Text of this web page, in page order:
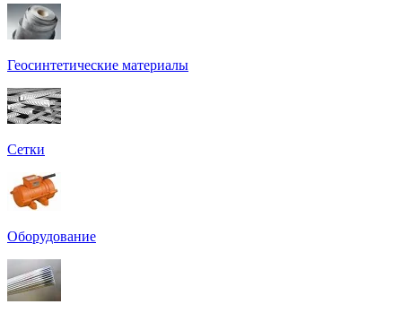
Геосинтетические материалы
Сетки
Оборудование